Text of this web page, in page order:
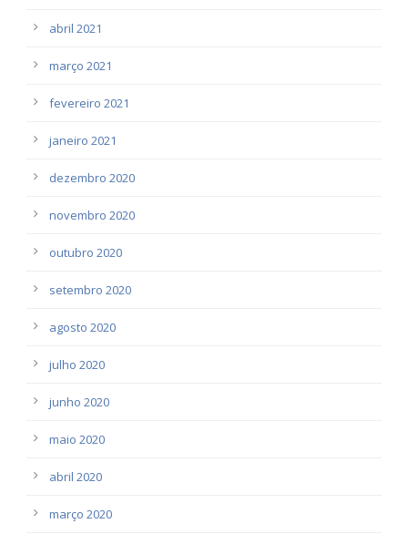
abril 2021
março 2021
fevereiro 2021
janeiro 2021
dezembro 2020
novembro 2020
outubro 2020
setembro 2020
agosto 2020
julho 2020
junho 2020
maio 2020
abril 2020
março 2020